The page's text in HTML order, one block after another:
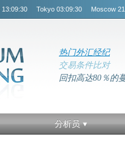
13:09:30 Tokyo 03:09:30 Moscow
热门外汇经纪
交易条件比对
回扣高达80％的
分析员